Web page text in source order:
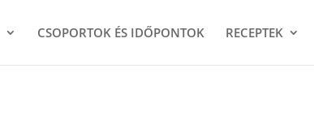
CSOPORTOK ÉS IDŐPONTOK RECEPTEK